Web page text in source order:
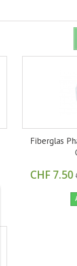
Fiberglas
CHF 7.50